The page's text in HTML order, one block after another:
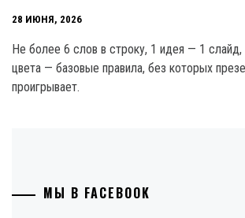
28 ИЮНЯ, 2026
Не более 6 слов в строку, 1 идея — 1 слайд,
цвета — базовые правила, без которых
проигрывает.
МЫ В FACEBOOK